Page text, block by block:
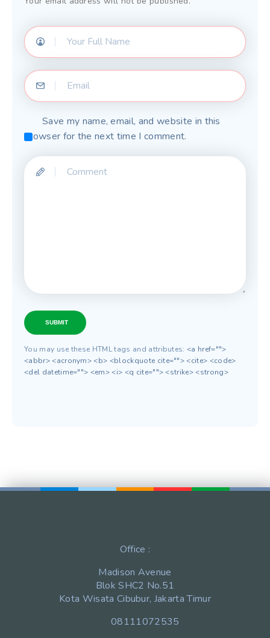
Save my name, email, and website in this
browser for the next time I comment.
SUBMIT
You may use these HTML tags and attributes:<a href="">
<abbr> <acronym> <b> <blockquote cite=""> <cite> <code>
<del datetime=""> <em> <i> <q cite=""> <strike> <strong>
Office :
Madison Avenue
Blok SHC2 No.51
Kota Wisata Cibubur, Jakarta Timur
08111072535